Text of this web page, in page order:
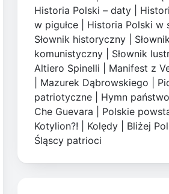
Historia Polski – daty
w pigułce
Historia Polski w
Słownik historyczny
komunistyczny
Słownik
Altiero Spinelli
Manifest z
Mazurek Dąbrowskiego
patriotyczne
Hymn
Che Guevara
Polskie
Kotylion?!
Kolędy Bliżej
Śląscy patrioci